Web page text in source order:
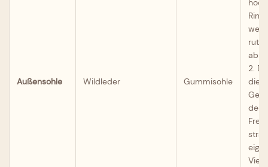
Außensohle Wildleder Gummisohle
2.
die
den